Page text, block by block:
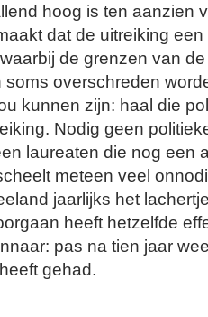
hoog is ten aanzien
dat de uitreiking
de grenzen van
overschreden
kunnen zijn: haal die
Nodig geen
laureaten die nog een
meteen veel
jaarlijks het
heeft hetzelfde
pas na tien jaar
gehad.